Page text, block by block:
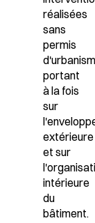
réalisées
sans
permis
portant
à la fois
sur
extérieure
et sur
intérieure
du
bâtiment.